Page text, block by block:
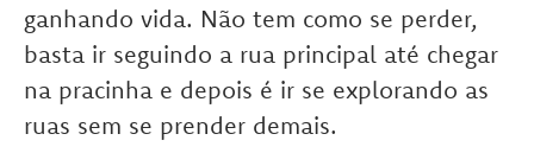
ganhando vida. Não tem como se perder,
basta ir seguindo a rua principal até chegar
na pracinha e depois é ir se explorando as
ruas sem se prender demais.